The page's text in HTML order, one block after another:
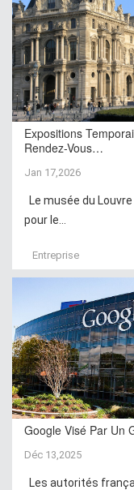
Expositions
Rendez-Vous…
Jan 17,2026
Le musée du
pour le...
Entreprise
Google Visé Par Un
Déc 13,2025
Les autorités